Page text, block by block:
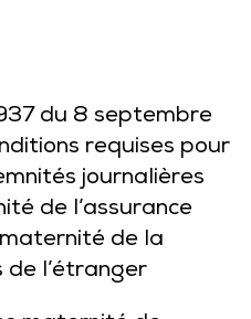
du 8 septembre
requises pour
journalières
de l’assurance
de la
de l’étranger